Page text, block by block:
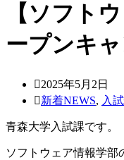
【ソフト
ープンキ
2025年5月2日
新着NEWS, 入
青森大学入試課です。
ソフトウェア情報学部